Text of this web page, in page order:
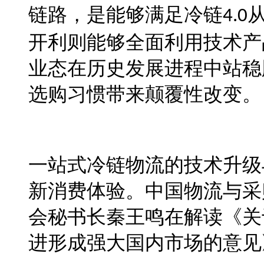
链路，是能够满足冷链4.0
开利则能够全面利用技术
业态在历史发展进程中站
选购习惯带来颠覆性改变。
一站式冷链物流的技术升
新消费体验。中国物流与
会秘书长秦王鸣在解读《
进形成强大国内市场的意